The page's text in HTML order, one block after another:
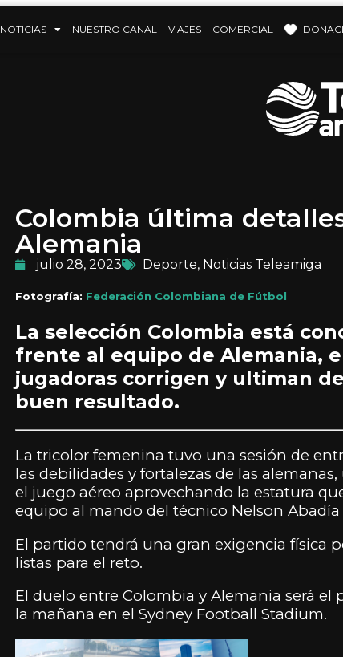
NOTICIAS NUESTRO CANAL VIAJES COMERCIAL
Colombia última
Alemania
julio 28, 2023 Deporte, Noticias Teleamiga
Fotografía: Federación Colombiana de Fútbol
La selección Colombia está
frente al equipo de Alemania,
jugadoras corrigen y ultiman
buen resultado.
La tricolor femenina tuvo una sesión de
las debilidades y fortalezas de las
el juego aéreo aprovechando la estatura
equipo al mando del técnico Nelson
El partido tendrá una gran exigencia física
listas para el reto.
El duelo entre Colombia y Alemania será
la mañana en el Sydney Football Stadium.